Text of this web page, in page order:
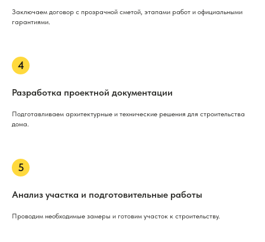
Заключаем договор с прозрачной сметой, этапами работ и официальными
гарантиями.
Разработка проектной документации
Подготавливаем архитектурные и технические решения для строительства
дома.
Анализ участка и подготовительные работы
Проводим необходимые замеры и готовим участок к строительству.